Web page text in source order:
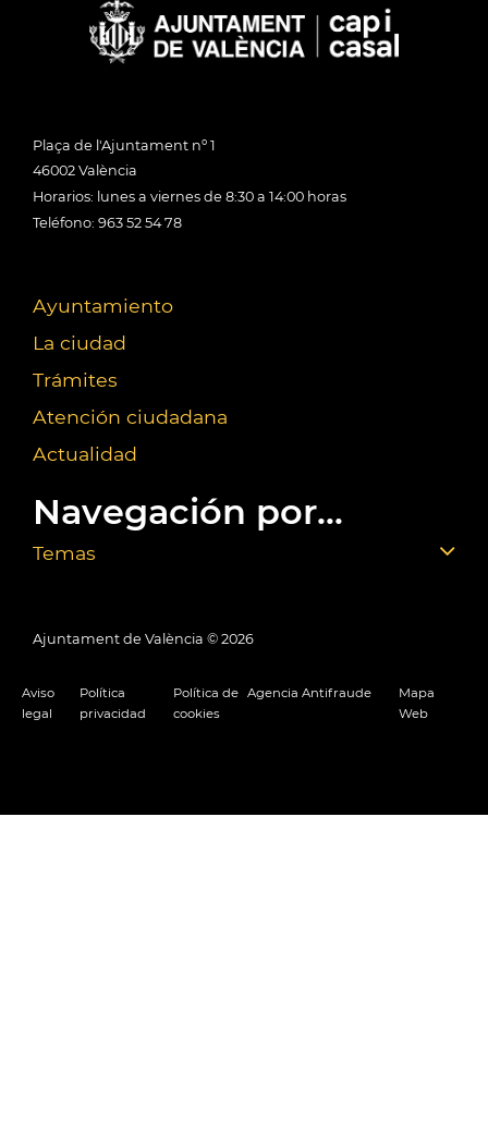
Plaça de l'Ajuntament nº 1
46002 València
Horarios: lunes a viernes de 8:30 a 14:00 horas
Teléfono: 963 52 54 78
Ayuntamiento
La ciudad
Trámites
Atención ciudadana
Actualidad
Navegación por...
Temas
Ajuntament de València © 2026
Aviso
legal
Política
privacidad
Política de
cookies
Agencia Antifraude
Mapa
Web